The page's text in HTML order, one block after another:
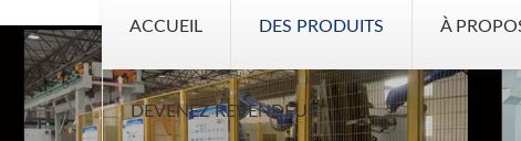
ACCUEIL DES PRODUITS À
DEVENEZ REVENDEUR